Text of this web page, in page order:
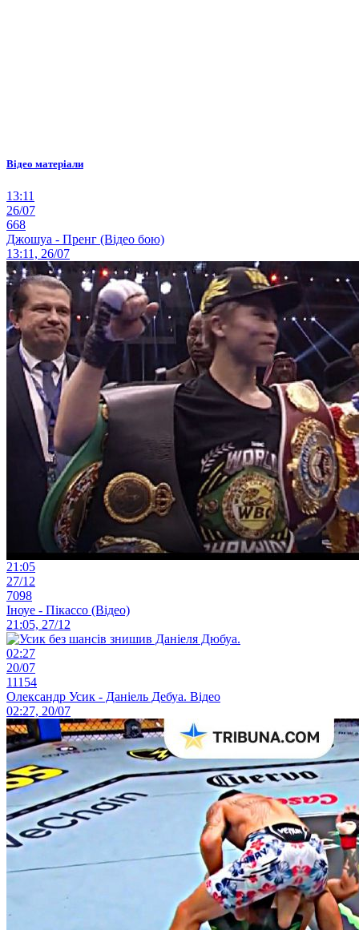
Відео матеріали
13:11
26/07
668
Джошуа - Пренг (Відео бою)
13:11, 26/07
21:05
27/12
7098
Іноуе - Пікассо (Відео)
21:05, 27/12
02:27
20/07
11154
Олександр Усик - Даніель Дебуа. Відео
02:27, 20/07